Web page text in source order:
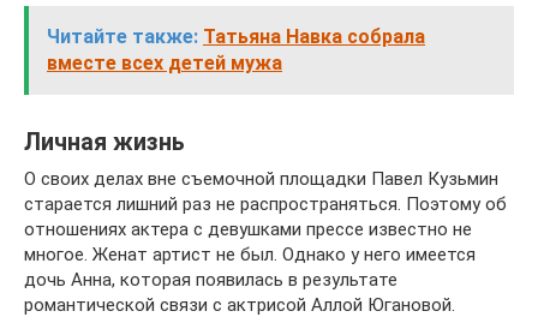
Читайте также: Татьяна Навка собрала
вместе всех детей мужа
Личная жизнь
О своих делах вне съемочной площадки Павел Кузьмин
старается лишний раз не распространяться. Поэтому об
отношениях актера с девушками прессе известно не
многое. Женат артист не был. Однако у него имеется
дочь Анна, которая появилась в результате
романтической связи с актрисой Аллой Югановой.